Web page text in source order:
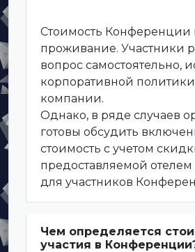
Стоимость Конференции
проживание. Участники
вопрос самостоятельно,
корпоративной
компании.
Однако, в ряде случаев
готовы обсудить
стоимость с учетом
предоставляемой
для участников
Чем определяется
участия в